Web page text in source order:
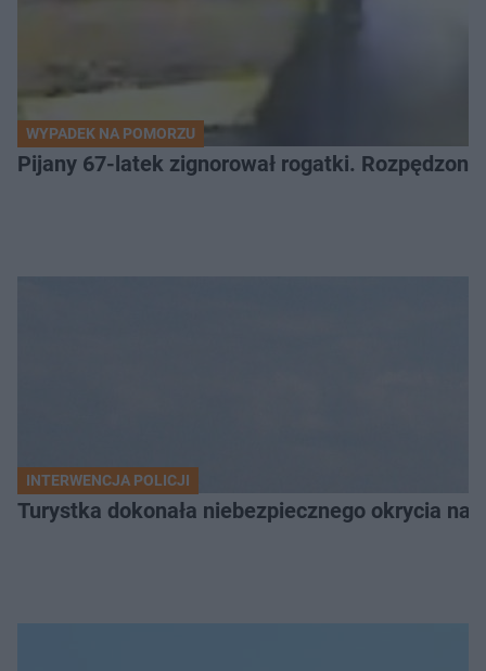
WYPADEK NA POMORZU
Pijany 67-latek zignorował rogatki.
INTERWENCJA POLICJI
Turystka dokonała niebezpiecznego okrycia